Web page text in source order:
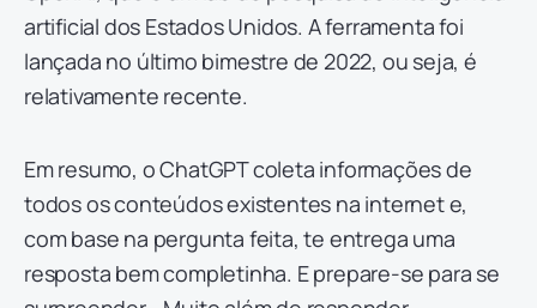
artificial dos Estados Unidos. A ferramenta foi
lançada no último bimestre de 2022, ou seja, é
relativamente recente.
Em resumo, o ChatGPT coleta informações de
todos os conteúdos existentes na internet e,
com base na pergunta feita, te entrega uma
resposta bem completinha. E prepare-se para se